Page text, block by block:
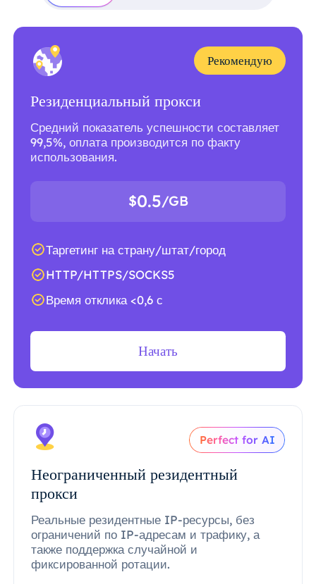
Рекомендую
Резиденциальный прокси
Средний показатель успешности составляет
99,5%, оплата производится по факту
использования.
$0.5/GB
Таргетинг на страну/штат/город
HTTP/HTTPS/SOCKS5
Время отклика <0,6 с
Начать
Perfect for AI
Неограниченный резидентный
прокси
Реальные резидентные IP-ресурсы, без
ограничений по IP-адресам и трафику, а
также поддержка случайной и
фиксированной ротации.